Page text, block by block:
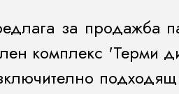
за
комплекс 'Терми
подходящ